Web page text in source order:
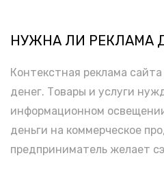
НУЖНА ЛИ РЕКЛАМА
Контекстная реклама
денег. Товары и услуги
информационном
деньги на коммерческое
предприниматель желает